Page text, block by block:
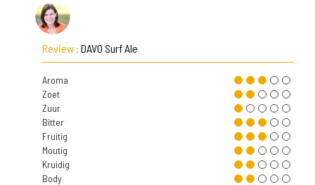
Review : DAVO Surf Ale
Aroma
Zoet
Zuur
Bitter
Fruitig
Moutig
Kruidig
Body